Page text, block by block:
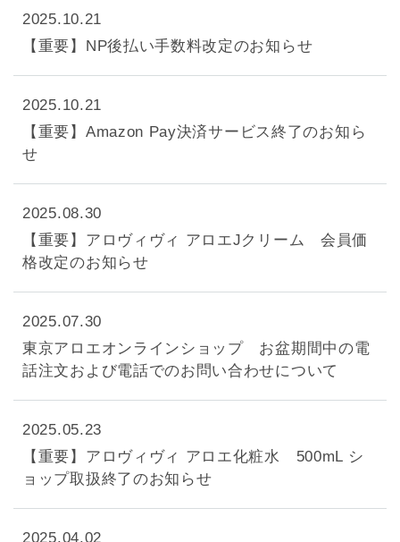
2025.10.21
【重要】NP後払い手数料改定のお知らせ
2025.10.21
【重要】Amazon Pay決済サービス終了のお知ら
せ
2025.08.30
【重要】アロヴィヴィ アロエJクリーム 会員価
格改定のお知らせ
2025.07.30
東京アロエオンラインショップ お盆期間中の電
話注文および電話でのお問い合わせについて
2025.05.23
【重要】アロヴィヴィ アロエ化粧水 500mL シ
ョップ取扱終了のお知らせ
2025.04.02